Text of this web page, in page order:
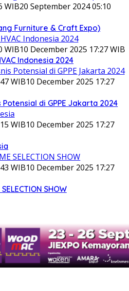
WIB20 September 2024 05:10
Furniture & Craft Expo)
WIB10 December 2025 17:27 WIB
Indonesia 2024
WIB10 December 2025 17:27
di GPPE Jakarta 2024
WIB10 December 2025 17:27
WIB10 December 2025 17:27
SHOW